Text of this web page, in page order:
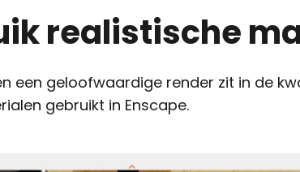
realistische
een geloofwaardige render zit in de
gebruikt in Enscape.